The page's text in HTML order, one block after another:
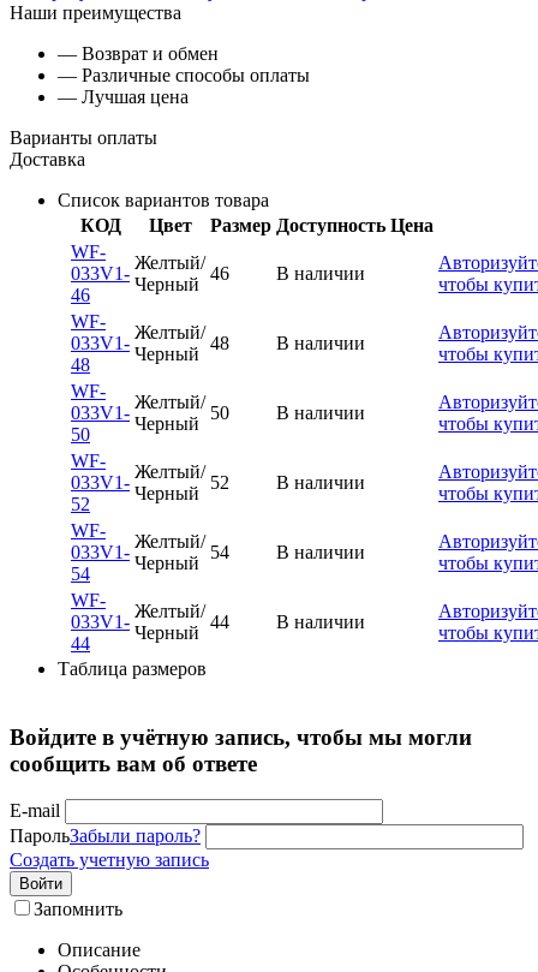
Наши преимущества
— Возврат и обмен
— Различные способы оплаты
— Лучшая цена
Варианты оплаты
Доставка
Список вариантов товара
КОД
Цвет Размер Доступность Цена
WF-
033V1-
46
Желтый/
Черный
46 В наличии
чтобы
WF-
033V1-
48
Желтый/
Черный
48 В наличии
чтобы
WF-
033V1-
50
Желтый/
Черный
50 В наличии
чтобы
WF-
033V1-
52
Желтый/
Черный
52 В наличии
чтобы
WF-
033V1-
54
Желтый/
Черный
54 В наличии
чтобы
WF-
033V1-
44
Желтый/
Черный
44 В наличии
чтобы
Таблица размеров
Войдите в учётную запись, чтобы мы могли
сообщить вам об ответе
E-mail
ПарольЗабыли пароль?
Создать учетную запись
Войти
Запомнить
Описание